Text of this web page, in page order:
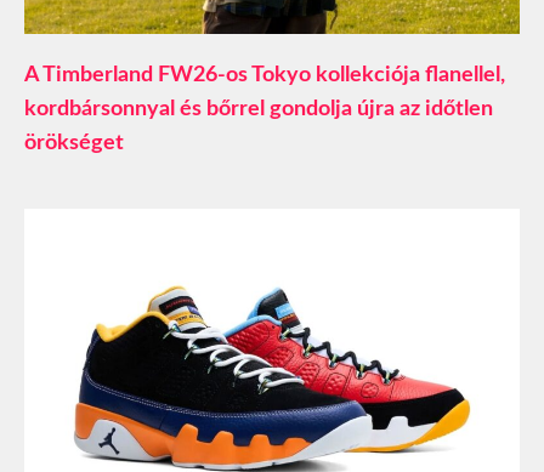
A Timberland FW26-os Tokyo kollekciója flanellel,
kordbársonnyal és bőrrel gondolja újra az időtlen
örökséget